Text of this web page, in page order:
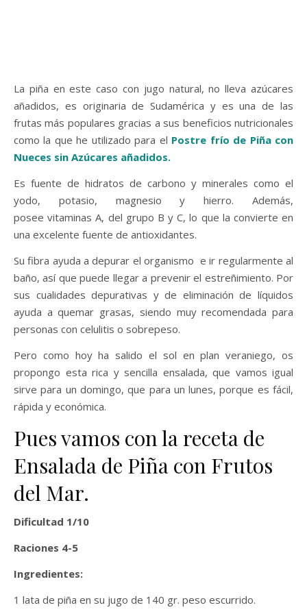
La piña en este caso con jugo natural, no lleva azúcares
añadidos, es originaria de Sudamérica y es una de las
frutas más populares gracias a sus beneficios nutricionales
como la que he utilizado para el Postre frío de Piña con
Nueces sin Azúcares añadidos.
Es fuente de hidratos de carbono y minerales como el
yodo, potasio, magnesio y hierro. Además,
posee vitaminas A, del grupo B y C, lo que la convierte en
una excelente fuente de antioxidantes.
Su fibra ayuda a depurar el organismo e ir regularmente al
baño, así que puede llegar a prevenir el estreñimiento. Por
sus cualidades depurativas y de eliminación de líquidos
ayuda a quemar grasas, siendo muy recomendada para
personas con celulitis o sobrepeso.
Pero como hoy ha salido el sol en plan veraniego, os
propongo esta rica y sencilla ensalada, que vamos igual
sirve para un domingo, que para un lunes, porque es fácil,
rápida y económica.
Pues vamos con la receta de
Ensalada de Piña con Frutos
del Mar.
Dificultad 1/10
Raciones 4-5
Ingredientes:
1 lata de piña en su jugo de 140 gr. peso escurrido.